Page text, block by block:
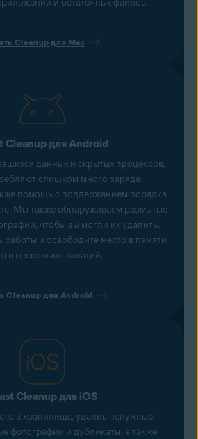
и остаточных файлов.
Cleanup для Mac
Cleanup для Android
данных и скрытых процессов,
слишком много заряда
помощь с поддержанием порядка
Мы также обнаруживаем размытые
чтобы вы могли их удалить.
работы и освободите место в памяти
в несколько нажатий.
Cleanup для Android
Cleanup для iOS
в хранилище, удалив ненужные
фотографии и дубликаты, а также